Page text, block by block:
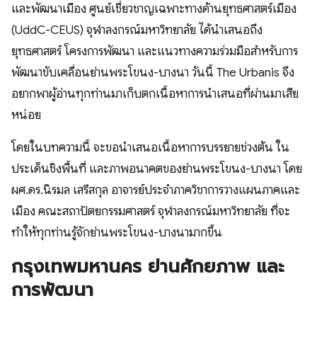
Data
และพัฒนาเมือง ศูนย์เชี่ยวชาญเฉพาะทางด้านยุทธศาสตร์เมือง
(UddC-CEUS) จุฬาลงกรณ์มหาวิทยาลัย ได้นำเสนอถึง
ยุทธศาสตร์ โครงการพัฒนา และแนวทางความร่วมมือสำหรับการ
พัฒนาขับเคลื่อนย่านพระโขนง-บางนา วันนี้ The Urbanis จึง
อยากพาผู้อ่านทุกท่านมาเก็บตกเนื้อหาการนำเสนอที่ผ่านมาเสีย
หน่อย
โดยในบทความนี้ จะขอนำเสนอเนื้อหาการบรรยายช่วงต้น ใน
ประเด็นชิงพื้นที่ และภาพอนาคตของย่านพระโขนง-บางนา โดย
ผศ.ดร.นิรมล เสรีสกุล อาจารย์ประจำภาควิชาการวางแผนภาคและ
เมือง คณะสถาปัตยกรรมศาสตร์ จุฬาลงกรณ์มหาวิทยาลัย ที่จะ
ทำให้ทุกท่านรู้จักย่านพระโขนง-บางนามากขึ้น
กรุงเทพมหานคร ย่านศักยภาพ และ
การพัฒนา